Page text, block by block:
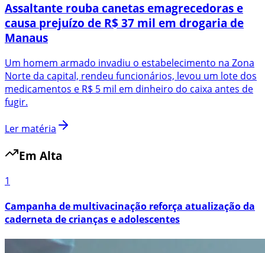
Assaltante rouba canetas emagrecedoras e
causa prejuízo de R$ 37 mil em drogaria de
Manaus
Um homem armado invadiu o estabelecimento na Zona
Norte da capital, rendeu funcionários, levou um lote dos
medicamentos e R$ 5 mil em dinheiro do caixa antes de
fugir.
Ler matéria
Em Alta
1
Campanha de multivacinação reforça atualização da
caderneta de crianças e adolescentes